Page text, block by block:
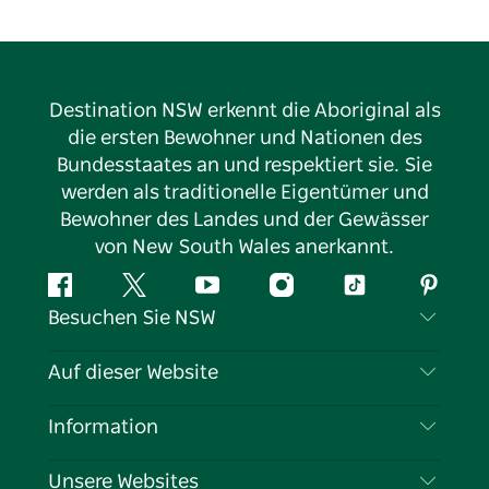
Destination NSW erkennt die Aboriginal als
die ersten Bewohner und Nationen des
Bundesstaates an und respektiert sie. Sie
werden als traditionelle Eigentümer und
Bewohner des Landes und der Gewässer
von New South Wales anerkannt.
FacebookTwitter YouTubeInstagramTikTok
Besuchen Sie NSW
Kontaktieren Sie uns
Cookie-Hinweis
Auf dieser Website
Reiseziele
Information
Reiseinformationen
Unsere Websites